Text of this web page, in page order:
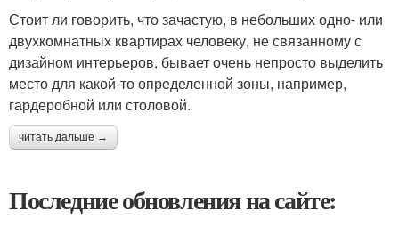
Стоит ли говорить, что зачастую, в небольших одно- или
двухкомнатных квартирах человеку, не связанному с
дизайном интерьеров, бывает очень непросто выделить
место для какой-то определенной зоны, например,
гардеробной или столовой.
читать дальше →
Последние обновления на сайте: